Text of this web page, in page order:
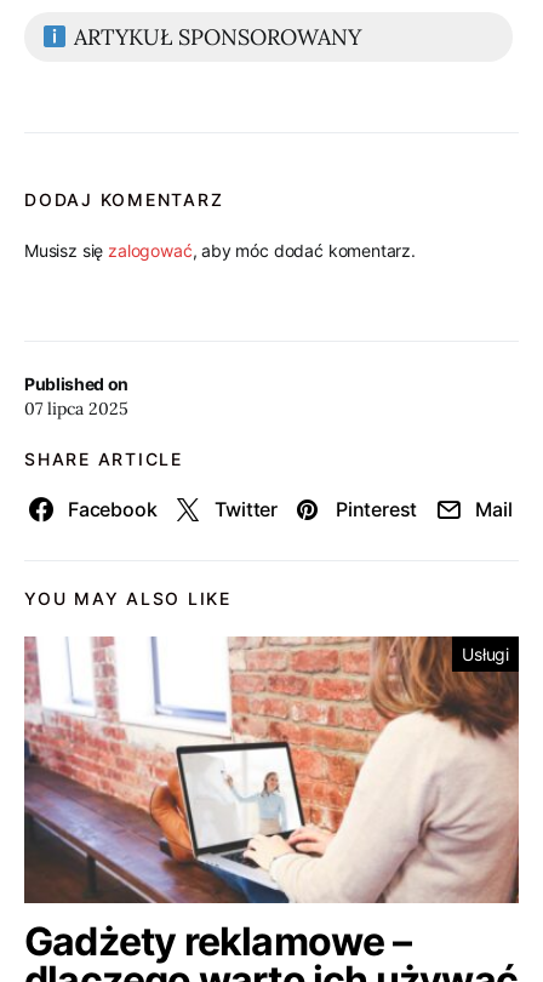
Published on
07 lipca 2025
SHARE ARTICLE
Facebook Twitter Pinterest Mail
ARTYKUŁ SPONSOROWANY
DODAJ KOMENTARZ
Musisz się zalogować, aby móc dodać komentarz.
YOU MAY ALSO LIKE
Usługi
Gadżety reklamowe –